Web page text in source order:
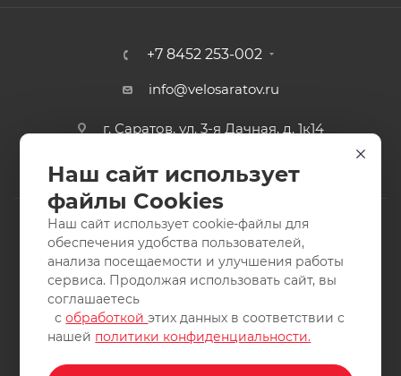
+7 8452 253-002
info@velosaratov.ru
г. Саратов, ул. 3-я Дачная, д. 1к14
2011-2026 © интернет-магазин спортивных товаров
ВелоСаратов. Не является публичной офертой. Все права
защищены. Заимствование материалов и фотографий
запрещено.
Наш сайт использует
файлы Cookies
Наш сайт использует cookie-файлы для
обеспечения удобства пользователей,
анализа посещаемости и улучшения работы
сервиса. Продолжая использовать сайт, вы
соглашаетесь
собработкойэтих данных в соответствии с
нашей политики конфиденциальности.